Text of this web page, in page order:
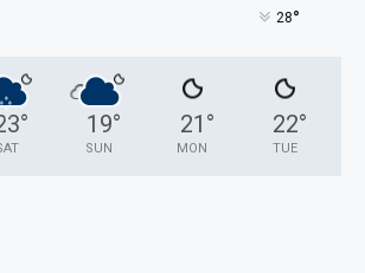
28°
° 19°
SUN
21 °
MON
22°
TUE